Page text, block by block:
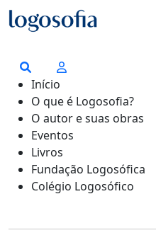
Início
O que é Logosofia?
O autor e suas obras
Eventos
Livros
Fundação Logosófica
Colégio Logosófico